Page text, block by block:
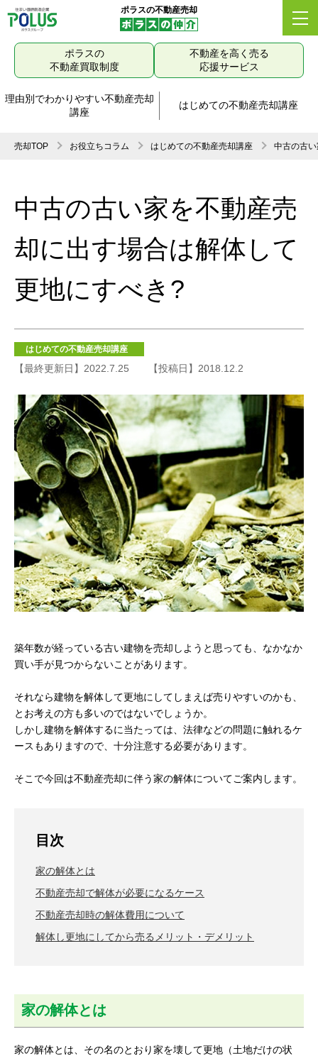
ポラスの不動産売却
ポラスの
不動産買取制度
不動産を高く売る
応援サービス
理由別でわかりやすい不動産売却
講座
はじめての不動産売却講座
売却TOP お役立ちコラム はじめての不動産売却講座 中古の古
中古の古い家を不動産売
却に出す場合は解体して
更地にすべき?
はじめての不動産売却講座
【最終更新日】2022.7.25 【投稿日】2018.12.2
築年数が経っている古い建物を売却しようと思っても、なかなか
買い手が見つからないことがあります。
それなら建物を解体して更地にしてしまえば売りやすいのかも、
とお考えの方も多いのではないでしょうか。
しかし建物を解体するに当たっては、法律などの問題に触れるケ
ースもありますので、十分注意する必要があります。
そこで今回は不動産売却に伴う家の解体についてご案内します。
目次
家の解体とは
不動産売却で解体が必要になるケース
不動産売却時の解体費用について
解体し更地にしてから売るメリット・デメリット
家の解体とは
家の解体とは、その名のとおり家を壊して更地（土地だけの状